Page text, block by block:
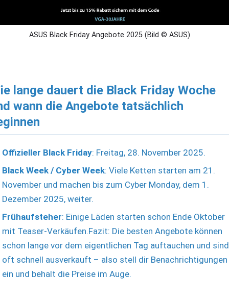
ASUS Black Friday Angebote 2025 (Bild © ASUS)
lange dauert die Black Friday Woche
wann die Angebote tatsächlich
Offizieller Black Friday: Freitag, 28. November 2025.
Black Week / Cyber Week: Viele Ketten starten am 21.
November und machen bis zum Cyber Monday, dem 1.
Dezember 2025, weiter.
Frühaufsteher: Einige Läden starten schon Ende Oktober
mit Teaser-Verkäufen.Fazit: Die besten Angebote können
schon lange vor dem eigentlichen Tag auftauchen und sind
oft schnell ausverkauft – also stell dir Benachrichtigungen
ein und behalt die Preise im Auge.